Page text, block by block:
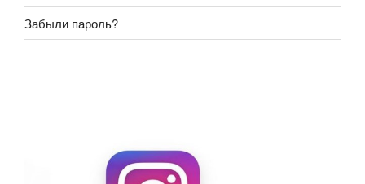
Забыли пароль?